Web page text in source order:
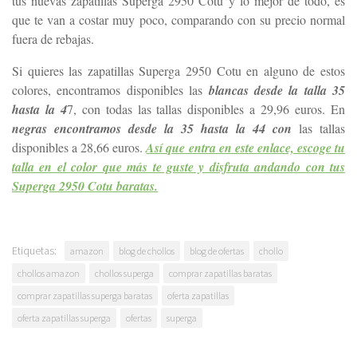
que te van a costar muy poco, comparando con su precio normal
fuera de rebajas.
Si quieres las zapatillas Superga 2950 Cotu en alguno de estos
colores, encontramos disponibles las blancas desde la talla 35
hasta la 47, con todas las tallas disponibles a 29,96 euros. En
negras encontramos desde la 35 hasta la 44 con las tallas
disponibles a 28,66 euros.Así que entra en este enlace, escoge tu
talla en el color que más te guste y disfruta andando con tus
Superga 2950 Cotu baratas.
Etiquetas: amazon blog de chollos blog de ofertas
chollo
chollos amazon
chollos superga
comprar zapatillas baratas
comprar zapatillas superga baratas
oferta zapatillas
oferta zapatillas superga
ofertas superga